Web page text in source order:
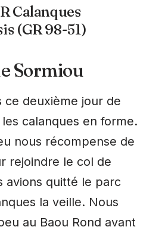
Calanques
(GR 98-51)
Sormiou
ce deuxième jour de
calanques en forme.
nous récompense de
rejoindre le col de
avions quitté le parc
la veille. Nous
au Baou Rond avant